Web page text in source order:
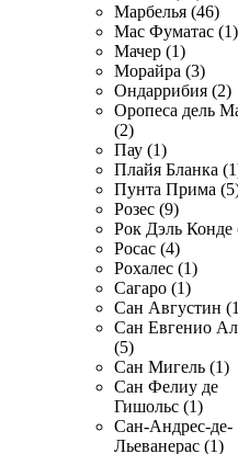
Марбелья (46)
Мас Фуматас (1)
Мачер (1)
Морайра (3)
Ондаррибия (2)
Оропеса дель
(2)
Пау (1)
Плайя Бланка
Пунта Прима
Розес (9)
Рок Дэль Конде
Росас (4)
Рохалес (1)
Сагаро (1)
Сан Августин
Сан Евгенио
(5)
Сан Мигель (1)
Сан Фелиу де
Гишольс (1)
Сан-Андрес-де-
Льеванерас (1)